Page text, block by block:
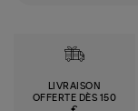
LIVRAISON
OFFERTE DÈS 150